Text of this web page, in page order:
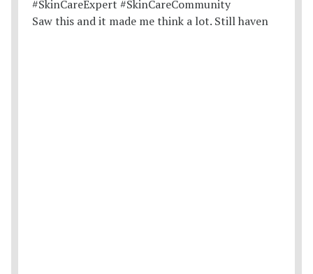
Saw this and it made me think a lot. Still haven